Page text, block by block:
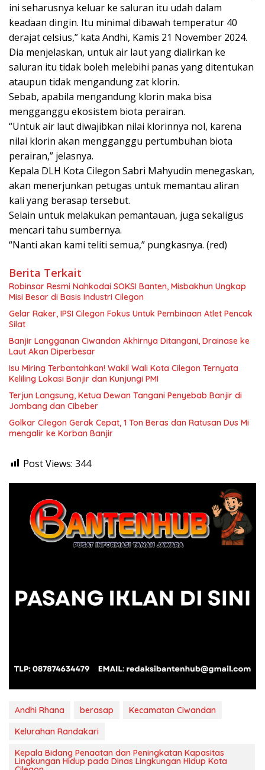
ini seharusnya keluar ke saluran itu udah dalam
keadaan dingin. Itu minimal dibawah temperatur 40
derajat celsius,” kata Andhi, Kamis 21 November 2024.
Dia menjelaskan, untuk air laut yang dialirkan ke
saluran itu tidak boleh melebihi panas yang ditentukan
ataupun tidak mengandung zat klorin.
Sebab, apabila mengandung klorin maka bisa
mengganggu ekosistem biota perairan.
“Untuk air laut diwajibkan nilai klorinnya nol, karena
nilai klorin akan mengganggu pertumbuhan biota
perairan,” jelasnya.
Kepala DLH Kota Cilegon Sabri Mahyudin menegaskan,
akan menerjunkan petugas untuk memantau aliran
kali yang berasap tersebut.
Selain untuk melakukan pemantauan, juga sekaligus
mencari tahu sumbernya.
“Nanti akan kami teliti semua,” pungkasnya. (red)
Berita Terkait
Robinsar Resmi Nahkodai SOKSI Banten, Misbakhun Ungkap
Misi Besar di Basis Industri Cilegon
Gelar Raker, IPSI Cilegon Fokus Untuk Pembinaan Atlet Pencak
Silat
Banjir Langganan Ciwandan Akhirnya Ditangani, Drainase ke
Laut Akan Diperbesar
Isu Miring Terbantahkan! Wakil Wali Kota Cilegon Ternyata
Keliling Lokasi Banjir dan Kunjungi PMI
Terjun Langsung, Ketua Dewan Tangani Penyebab Banjir di
Jombang dan Cibeber
Golkar Cilegon Gerak Cepat, 1 Ton Beras dan Ratusan Dus Mi
mengalir ke Korban Banjir
Post Views: 344
Andhi Rhana berasap
Kecamatan Ciwandan
Kelurahan Randakari
Kepala Bidang Penaatan dan Peningkatan Kapasitas
Lingkungan Hidup pada Dinas Lingkungan Hidup Kota